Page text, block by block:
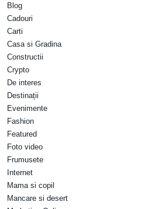
Blog
Cadouri
Carti
Casa si Gradina
Constructii
Crypto
De interes
Destinații
Evenimente
Fashion
Featured
Foto video
Frumusete
Internet
Mama si copil
Mancare si desert